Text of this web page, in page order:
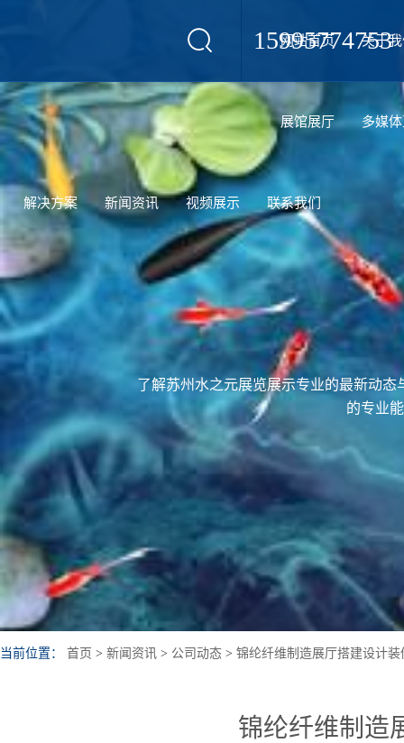
15995774753
网站首页 关于
展馆展厅 多媒
解决方案 新闻资讯 视频展示 联系我们
了解苏州水之元展览展示专业的最新动
的专业
当前位置： 首页 > 新闻资讯 > 公司动态 > 锦纶纤维制造展厅搭建设计装
锦纶纤维制造